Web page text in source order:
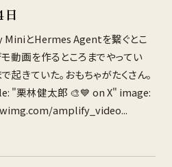
MiniとHermes Agentを繋ぐとこ
モ動画を作るところまでやってい
起きていた。おもちゃがたくさん。
栗林健太郎 🎨💙 on X" image:
amplify_video...